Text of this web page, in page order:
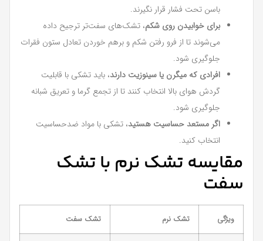
باسن تحت فشار قرار نگیرند.
برای خوابیدن روی شکم، تشک‌های سفت‌تر ترجیح داده
می‌شوند تا از فرو رفتن شکم و برهم خوردن تعادل ستون فقرات
جلوگیری شود.
افرادی که میگرن یا سینوزیت دارند، باید تشکی با قابلیت
گردش هوای بالا انتخاب کنند تا از تجمع گرما و تعریق شبانه
جلوگیری شود.
اگر مستعد حساسیت هستید، تشکی با مواد ضدحساسیت
انتخاب کنید.
مقایسه تشک نرم با تشک
سفت
ویژگی تشک نرم تشک سفت